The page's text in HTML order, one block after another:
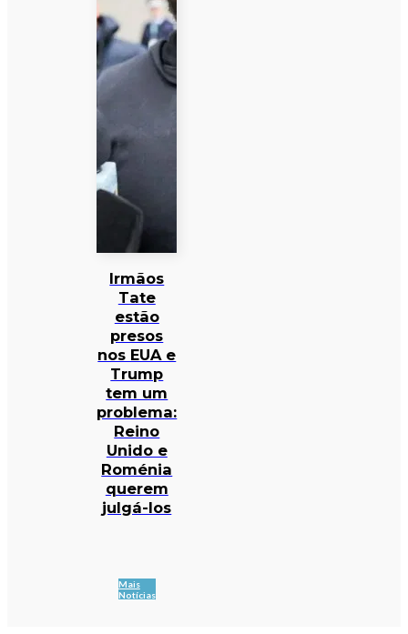
Irmãos
Tate
estão
presos
nos EUA e
Trump
tem um
problema:
Reino
Unido e
Roménia
querem
julgá-los
Mais
Notícias